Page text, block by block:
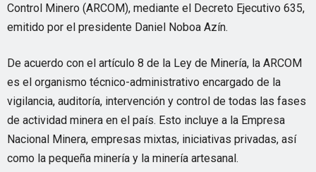
Control Minero (ARCOM), mediante el Decreto Ejecutivo 635,
emitido por el presidente Daniel Noboa Azín.
De acuerdo con el artículo 8 de la Ley de Minería, la ARCOM
es el organismo técnico-administrativo encargado de la
vigilancia, auditoría, intervención y control de todas las fases
de actividad minera en el país. Esto incluye a la Empresa
Nacional Minera, empresas mixtas, iniciativas privadas, así
como la pequeña minería y la minería artesanal.